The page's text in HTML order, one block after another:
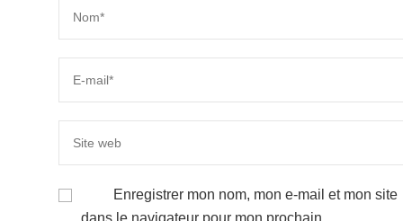
Enregistrer mon nom, mon e-mail et mon site